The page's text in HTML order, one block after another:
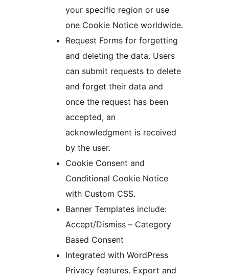
your specific region or use
one Cookie Notice worldwide.
Request Forms for forgetting
and deleting the data. Users
can submit requests to delete
and forget their data and
once the request has been
accepted, an
acknowledgment is received
by the user.
Cookie Consent and
Conditional Cookie Notice
with Custom CSS.
Banner Templates include:
Accept/Dismiss – Category
Based Consent
Integrated with WordPress
Privacy features. Export and